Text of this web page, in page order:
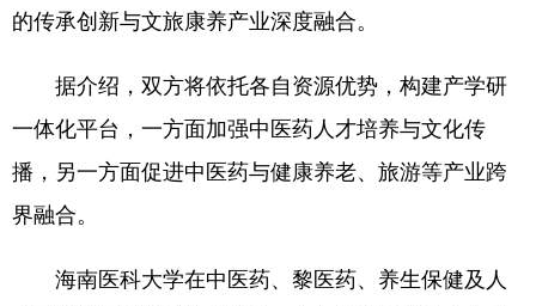
的传承创新与文旅康养产业深度融合。
据介绍，双方将依托各自资源优势，构建产学研
一体化平台，一方面加强中医药人才培养与文化传
播，另一方面促进中医药与健康养老、旅游等产业跨
界融合。
海南医科大学在中医药、黎医药、养生保健及人